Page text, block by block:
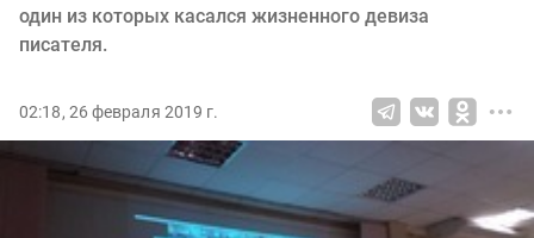
один из которых касался жизненного девиза
писателя.
02:18, 26 февраля 2019 г.